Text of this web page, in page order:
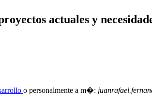
actuales y
o personalmente a m�: